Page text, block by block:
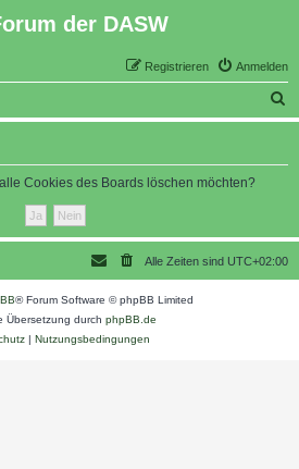
der DASW
Anmelden
Registrieren
u
Cookies des Boards löschen möchten?
Alle Zeiten sind UTC+02:00
® Forum Software © phpBB Limited
Übersetzung durch phpBB.de
| Nutzungsbedingungen